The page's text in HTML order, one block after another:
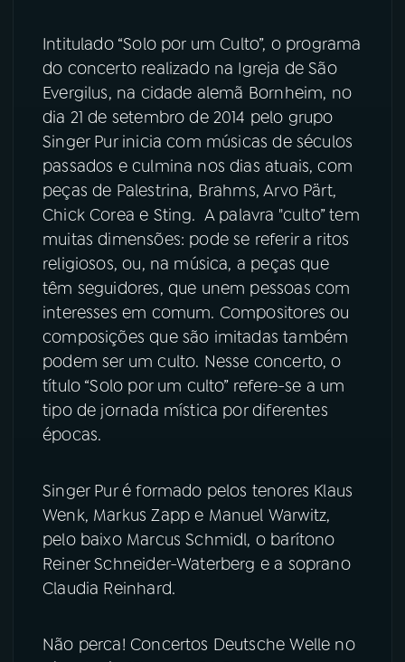
08PRÊMIO RÁDIO MEC
ACOMPANHE A RÁDIO MEC
YouTube Facebook
Instagram X
TikTok
Intitulado “Solo por um Culto”, o programa
do concerto realizado na Igreja de São
Evergilus, na cidade alemã Bornheim, no
dia 21 de setembro de 2014 pelo grupo
Singer Pur inicia com músicas de séculos
passados e culmina nos dias atuais, com
peças de Palestrina, Brahms, Arvo Pärt,
Chick Corea e Sting. A palavra "culto” tem
muitas dimensões: pode se referir a ritos
religiosos, ou, na música, a peças que
têm seguidores, que unem pessoas com
interesses em comum. Compositores ou
composições que são imitadas também
podem ser um culto. Nesse concerto, o
título “Solo por um culto” refere-se a um
tipo de jornada mística por diferentes
épocas.
Singer Pur é formado pelos tenores Klaus
Wenk, Markus Zapp e Manuel Warwitz,
pelo baixo Marcus Schmidl, o barítono
Reiner Schneider-Waterberg e a soprano
Claudia Reinhard.
Não perca! Concertos Deutsche Welle no